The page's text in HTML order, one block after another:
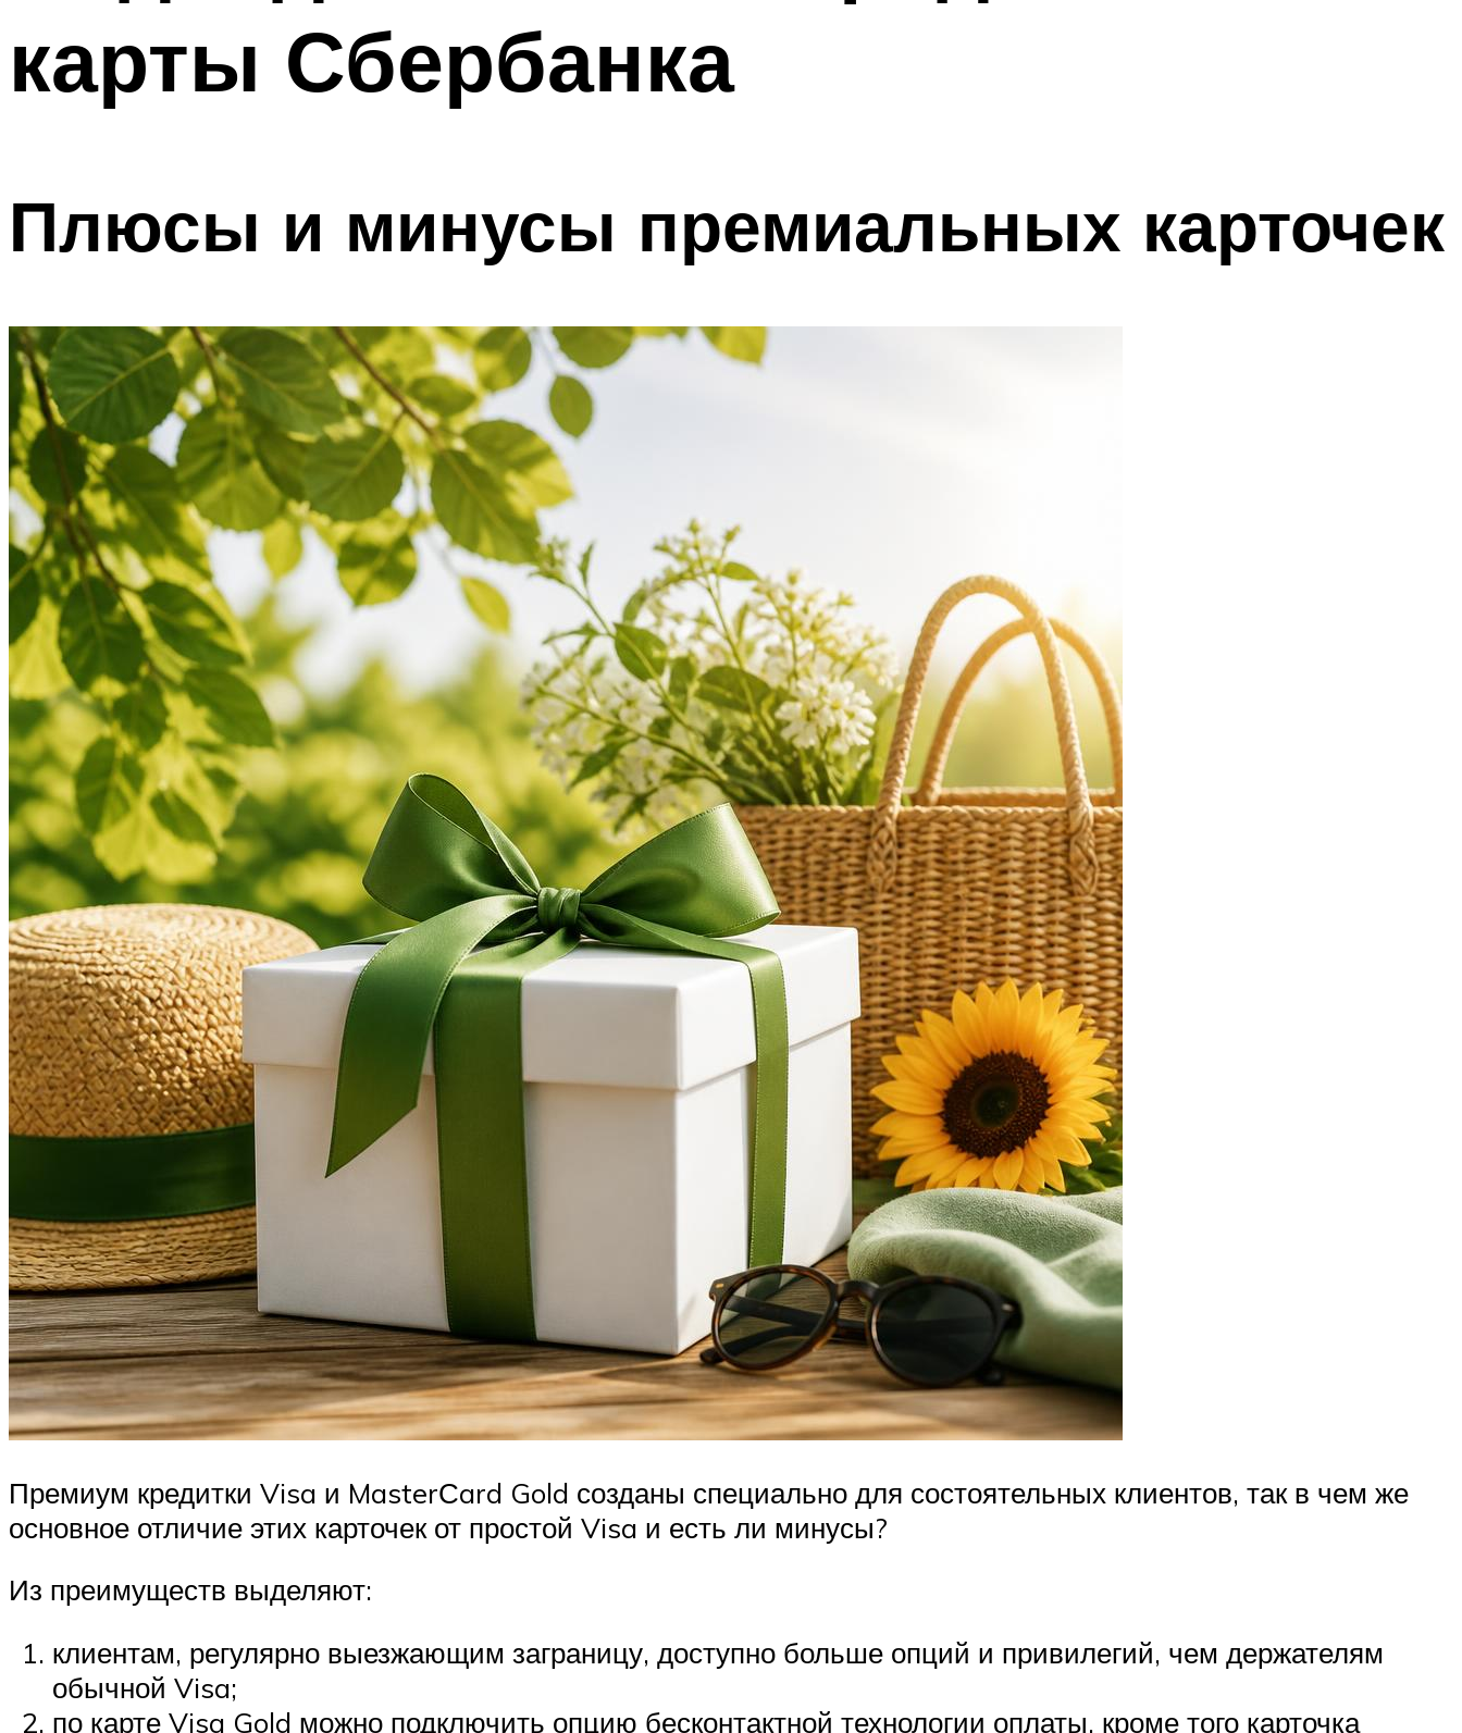
карты Сбербанка
Плюсы и минусы премиальных карточек
Премиум кредитки Visa и MasterСard Gold созданы специально для состоятельных клиентов, так в чем же
основное отличие этих карточек от простой Visa и есть ли минусы?
Из преимуществ выделяют:
клиентам, регулярно выезжающим заграницу, доступно больше опций и привилегий, чем держателям
обычной Visa;
по карте Visa Gold можно подключить опцию бесконтактной технологии оплаты, кроме того карточка